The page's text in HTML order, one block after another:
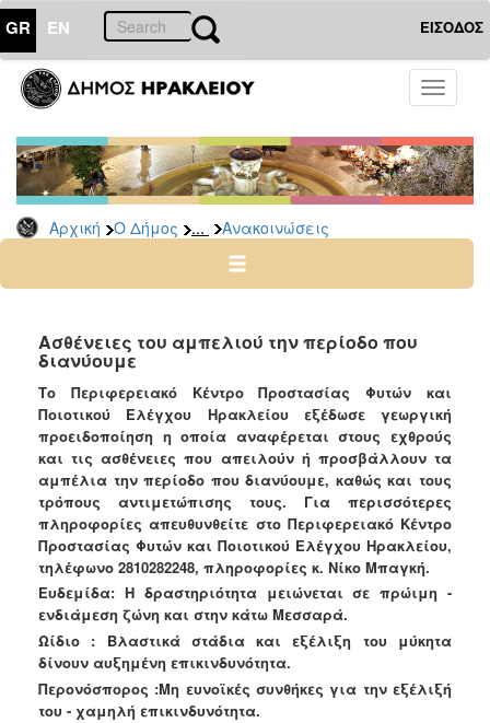
GR EN ΕΙΣΟΔΟΣ
Toggle
Αρχική Ο Δήμος ... Ανακοινώσεις
ΔΗΜΟΣ
Υπηρεσίες
&
Φορείς
Δημοτικές
Υπηρεσίες
Ηλεκτρονική
Διακυβέρνηση
Σχολικές
Επιτροπές
Αγροτική
Ανάπτυξη
Ανακοινώσεις
Προγράμματα
Προσχολική
Αγωγή
Κοιμητήρια
Κέντρο
Οικογένειας
Ασθένειες του αμπελιού την περίoδο που
διανύουμε
Το Περιφερειακό Κέντρο Προστασίας Φυτών και
Ποιοτικού Ελέγχου Ηρακλείου εξέδωσε γεωργική
προειδοποίηση η οποία αναφέρεται στους εχθρούς
και τις ασθένειες που απειλούν ή προσβάλλουν τα
αμπέλια την περίοδο που διανύουμε, καθώς και τους
τρόπους αντιμετώπισης τους. Για περισσότερες
πληροφορίες απευθυνθείτε στο Περιφερειακό Κέντρο
Προστασίας Φυτών και Ποιοτικού Ελέγχου Ηρακλείου,
τηλέφωνο 2810282248, πληροφορίες κ. Νίκο Μπαγκή.
Ευδεμίδα: Η δραστηριότητα μειώνεται σε πρώιμη -
ενδιάμεση ζώνη και στην κάτω Μεσσαρά.
Ωίδιο : Βλαστικά στάδια και εξέλιξη του μύκητα
δίνουν αυξημένη επικινδυνότητα.
Περονόσπορος :Μη ευνοϊκές συνθήκες για την εξέλιξή
του - χαμηλή επικινδυνότητα.